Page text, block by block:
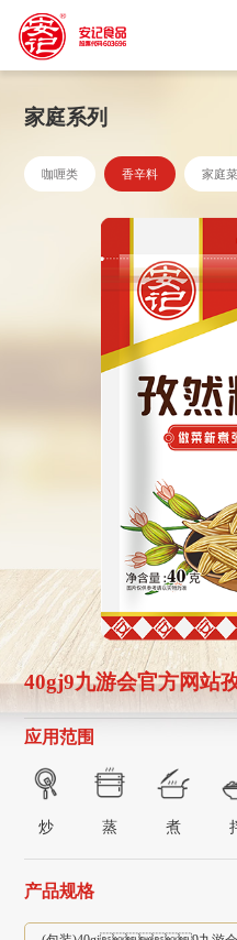
家庭系列
咖喱类 香辛料 家庭
40gj9九游会官方网站
应用范围
炒 蒸 煮
产品规格